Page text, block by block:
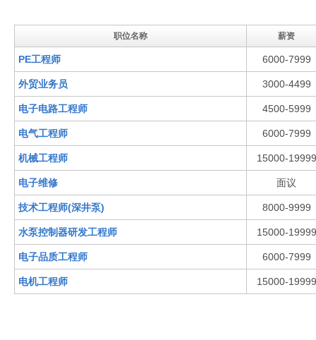
职位名称 薪资
PE工程师 6000-7999
外贸业务员 3000-4499
电子电路工程师 4500-5999
电气工程师 6000-7999
机械工程师 15000-19999
电子维修 面议
技术工程师(深井泵) 8000-9999
水泵控制器研发工程师 15000-19999
电子品质工程师 6000-7999
电机工程师 15000-19999